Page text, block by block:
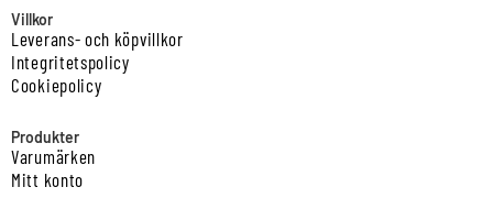
Villkor
Leverans- och köpvillkor
Integritetspolicy
Cookiepolicy
Produkter
Varumärken
Mitt konto